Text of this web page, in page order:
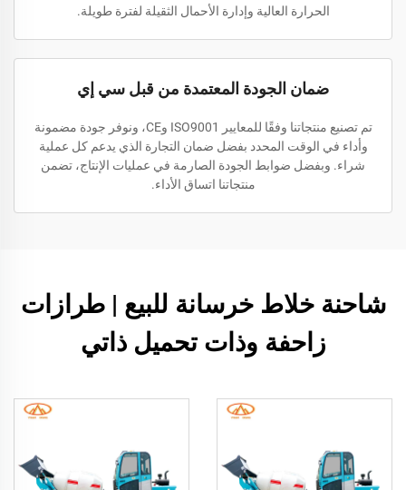
الحرارة العالية وإدارة الأحمال الثقيلة لفترة طويلة.
ضمان الجودة المعتمدة من قبل سي إي
تم تصنيع منتجاتنا وفقًا للمعايير ISO9001 وCE، ونوفر جودة مضمونة
وأداء في الوقت المحدد بفضل ضمان التجارة الذي يدعم كل عملية
شراء. وبفضل ضوابط الجودة الصارمة في عمليات الإنتاج، تضمن
منتجاتنا اتساق الأداء.
شاحنة خلاط خرسانة للبيع | طرازات
زاحفة وذات تحميل ذاتي